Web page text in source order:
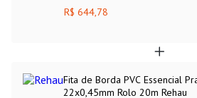
R$ 644,78
Fita de Borda PVC Essencial
22x0,45mm Rolo 20m Rehau